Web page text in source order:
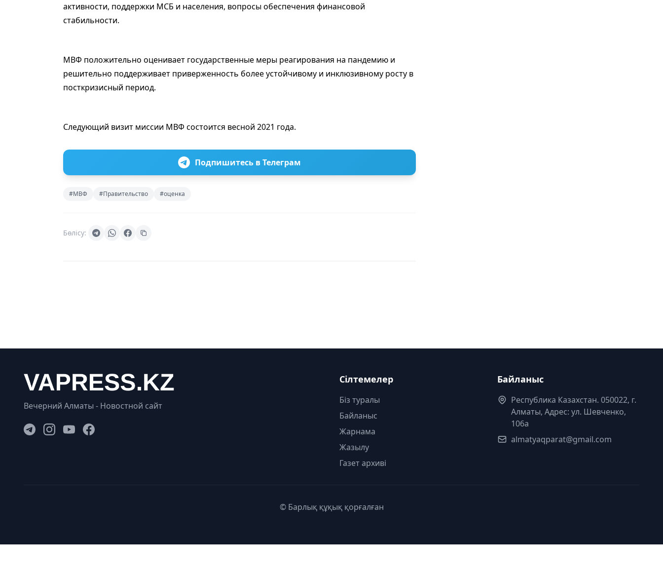
активности, поддержки МСБ и населения, вопросы обеспечения финансовой
стабильности.
МВФ положительно оценивает государственные меры реагирования на пандемию и
решительно поддерживает приверженность более устойчивому и инклюзивному росту в
посткризисный период.
Следующий визит миссии МВФ состоится весной 2021 года.
Подпишитесь в Телеграм
#МВФ #Правительство #оценка
Бөлісу:
Вечерний Алматы - Новостной сайт
Сілтемелер
Біз туралы
Байланыс
Жарнама
Жазылу
Газет архиві
Байланыс
Республика Казахстан. 050022, г.
Алматы, Адрес: ул. Шевченко,
106а
almatyaqparat@gmail.com
© Барлық құқық қорғалған